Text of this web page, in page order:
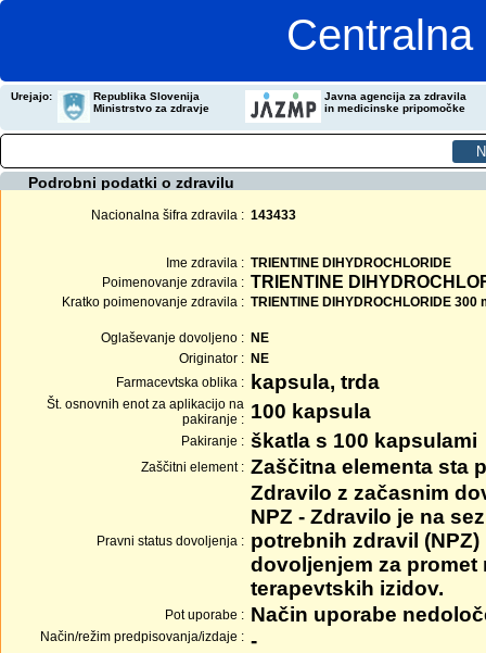
Urejajo:
Republika Slovenija
Ministrstvo za zdravje
Javna agencija za zdravila
in medicinske pripomočke
Podrobni podatki o zdravilu
Nacionalna šifra zdravila : 143433
Ime zdravila : TRIENTINE DIHYDROCHLORIDE
Poimenovanje zdravila : TRIENTINE
Kratko poimenovanje zdravila : TRIENTINE DIHYDROCHLORIDE 300
Oglaševanje dovoljeno : NE
Originator : NE
Farmacevtska oblika :
kapsula, trda
Št. osnovnih enot za aplikacijo na
pakiranje : 100 kapsula
Pakiranje : škatla s 100 kapsulami
Zaščitni element : Zaščitna elementa sta
Pravni status dovoljenja :
Zdravilo z začasnim
NPZ - Zdravilo je na
potrebnih zdravil
dovoljenjem za
terapevtskih izidov.
Pot uporabe : Način uporabe
Način/režim predpisovanja/izdaje : -